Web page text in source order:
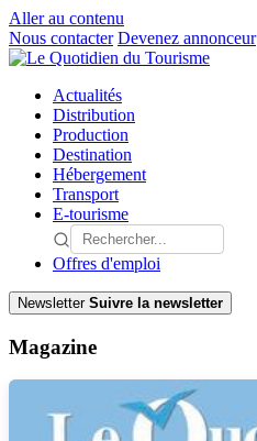
Aller au contenu
Nous contacter Devenez annonceur
Actualités
Distribution
Production
Destination
Hébergement
Transport
E-tourisme
Offres d'emploi
Newsletter Suivre la newsletter
Magazine